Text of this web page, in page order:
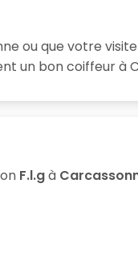
ou que votre
un bon coiffeur à
F.l.gà